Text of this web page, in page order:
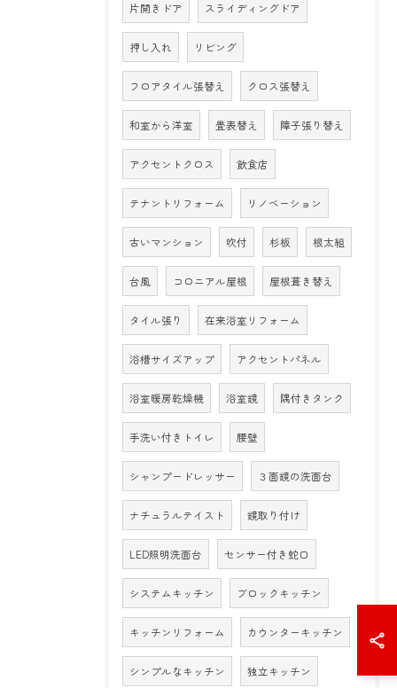
片開きドア スライディングドア
押し入れ リビング
フロアタイル張替え クロス張替え
和室から洋室 畳表替え 障子張り替え
アクセントクロス 飲食店
テナントリフォーム リノベーション
古いマンション 吹付 杉板 根太組
台風 コロニアル屋根 屋根葺き替え
タイル張り 在来浴室リフォーム
浴槽サイズアップ アクセントパネル
浴室暖房乾燥機 浴室鏡 隅付きタンク
手洗い付きトイレ 腰壁
シャンプードレッサー ３面鏡の洗面台
ナチュラルテイスト 鏡取り付け
LED照明洗面台 センサー付き蛇口
システムキッチン ブロックキッチン
キッチンリフォーム カウンターキッチン
シンプルなキッチン 独立キッチン